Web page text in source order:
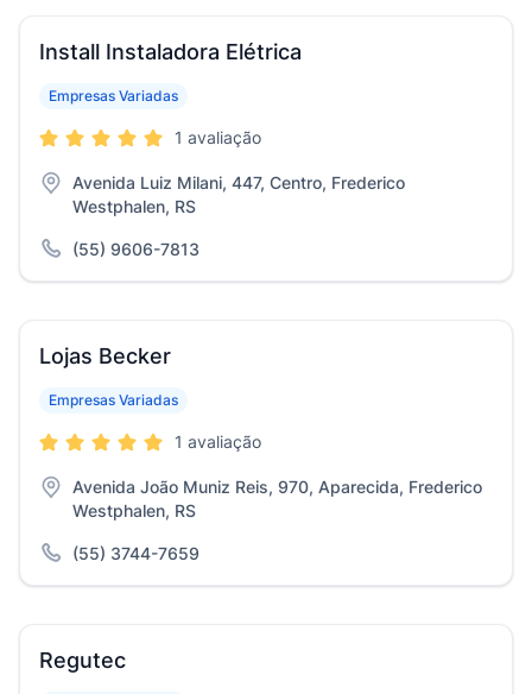
Install Instaladora Elétrica
Empresas Variadas
1 avaliação
Avenida Luiz Milani, 447, Centro, Frederico
Westphalen, RS
(55) 9606-7813
Lojas Becker
Empresas Variadas
1 avaliação
Avenida João Muniz Reis, 970, Aparecida, Frederico
Westphalen, RS
(55) 3744-7659
Regutec